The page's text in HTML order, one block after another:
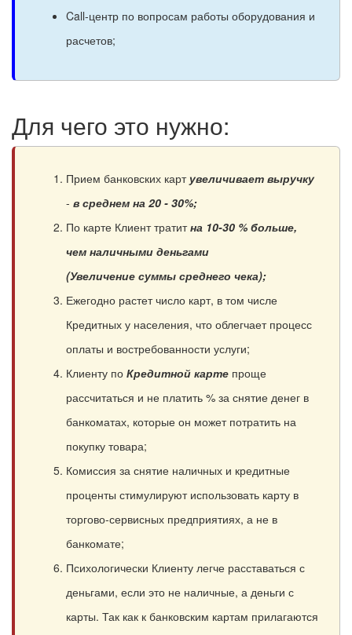
Call-центр по вопросам работы оборудования и
расчетов;
Для чего это нужно:
Прием банковских карт увеличивает выручку
- в среднем на 20 - 30%;
По карте Клиент тратитна 10-30 % больше,
чем наличными деньгами
(Увеличение суммы среднего чека);
Ежегодно растет число карт, в том числе
Кредитных у населения, что облегчает процесс
оплаты и востребованности услуги;
Клиенту по Кредитной карте проще
рассчитаться и не платить % за снятие денег в
банкоматах, которые он может потратить на
покупку товара;
Комиссия за снятие наличных и кредитные
проценты стимулируют использовать карту в
торгово-сервисных предприятиях, а не в
банкомате;
Психологически Клиенту легче расставаться с
деньгами, если это не наличные, а деньги с
карты. Так как к банковским картам прилагаются